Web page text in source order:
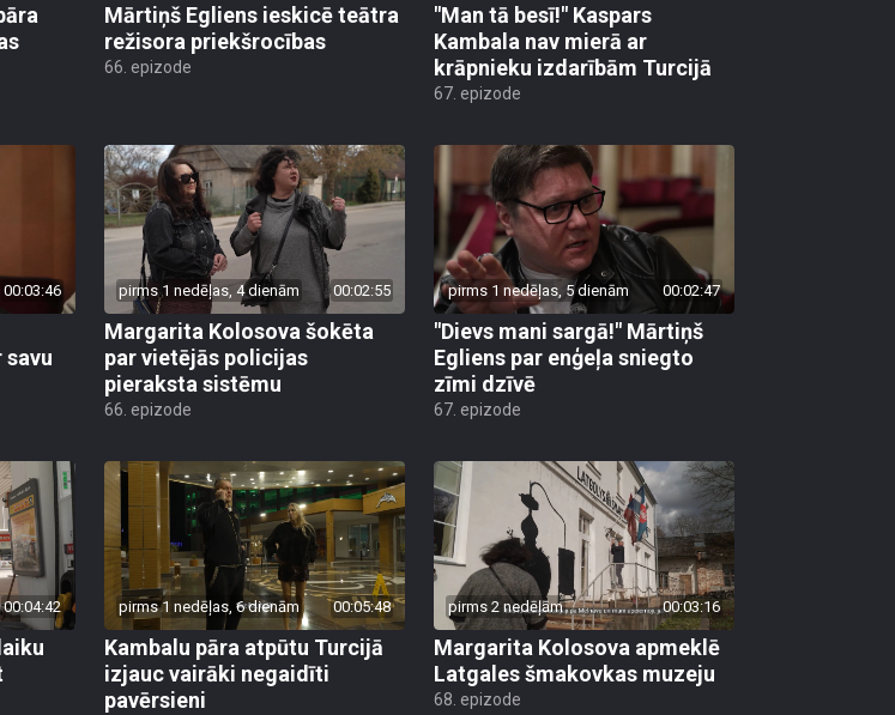
Mārtiņš Egliens ieskicē teātra
režisora priekšrocības
66. epizode
"Man tā besī!" Kaspars
Kambala nav mierā ar
krāpnieku izdarībām Turcijā
67. epizode
00:03:46
savu
pirms 1 nedēļas, 4 dienām 00:02:55
Margarita Kolosova šokēta
par vietējās policijas
pieraksta sistēmu
66. epizode
pirms 1 nedēļas, 5 dienām 00:02:47
"Dievs mani sargā!" Mārtiņš
Egliens par enģeļa sniegto
zīmi dzīvē
67. epizode
00:04:42 pirms 1 nedēļas, 6 dienām 00:05:48
Kambalu pāra atpūtu Turcijā
izjauc vairāki negaidīti
pavērsieni
pirms 2 nedēļām 00:03:16
Margarita Kolosova apmeklē
Latgales šmakovkas muzeju
68. epizode